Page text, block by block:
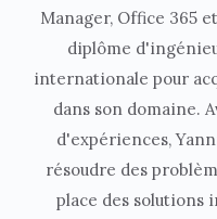
Manager, Office 365
diplôme
internationale pour
dans son domaine.
d'expériences,
résoudre des
place des solutions